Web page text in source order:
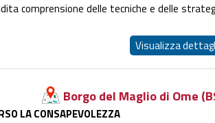
comprensione delle tecniche e delle
Visualizza
Borgo del Maglio di Ome
LA CONSAPEVOLEZZA